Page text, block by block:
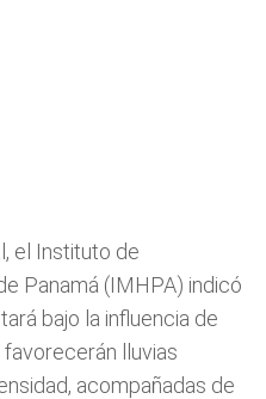
el Instituto de
Panamá (IMHPA) indicó
bajo la influencia de
lluvias
acompañadas de